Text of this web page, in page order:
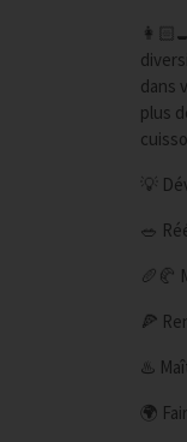
dans
plus
💡
🥗
🥖🥐
🍕
♨️
🌍